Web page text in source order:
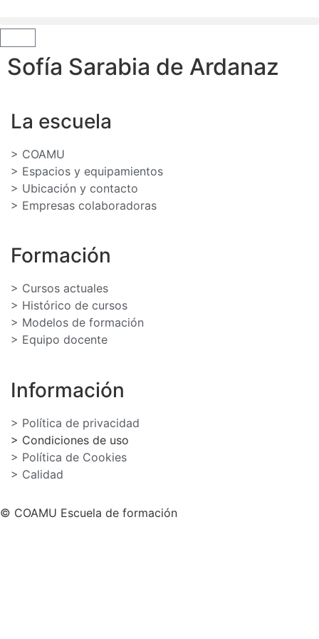
Sofía Sarabia de Ardanaz
La escuela
> COAMU
> Espacios y equipamientos
> Ubicación y contacto
> Empresas colaboradoras
Formación
> Cursos actuales
> Histórico de cursos
> Modelos de formación
> Equipo docente
Información
> Política de privacidad
> Condiciones de uso
> Política de Cookies
> Calidad
© COAMU Escuela de formación